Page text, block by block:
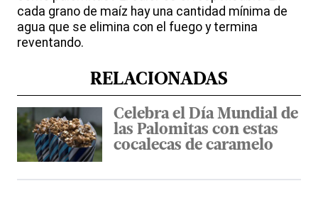
cada grano de maíz hay una cantidad mínima de
agua que se elimina con el fuego y termina
reventando.
RELACIONADAS
Celebra el Día Mundial de
las Palomitas con estas
cocalecas de caramelo